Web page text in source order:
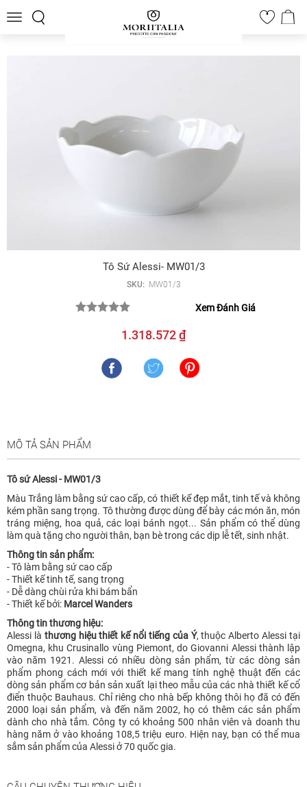
Toggle
0
Tô Sứ Alessi- MW01/3
SKU: MW01/3
Xem Đánh Giá
1.318.572 ₫
MÔ TẢ SẢN PHẨM
Tô sứ Alessi - MW01/3
Màu Trắng làm bằng sứ cao cấp, có thiết kế đẹp mắt, tinh tế và không
kém phần sang trọng. Tô thường được dùng để bày các món ăn, món
tráng miệng, hoa quả, các loại bánh ngọt... Sản phẩm có thể dùng
làm quà tặng cho người thân, bạn bè trong các dịp lễ tết, sinh nhật.
Thông tin sản phẩm:
- Tô làm bằng sứ cao cấp
- Thiết kế tinh tế, sang trọng
- Dễ dàng chùi rửa khi bám bẩn
- Thiết kế bởi: Marcel Wanders
Thông tin thương hiệu:
Alessi là thương hiệu thiết kế nổi tiếng của Ý, thuộc Alberto Alessi tại
Omegna, khu Crusinallo vùng Piemont, do Giovanni Alessi thành lập
vào năm 1921. Alessi có nhiều dòng sản phẩm, từ các dòng sản
phẩm phong cách mới với thiết kế mang tính nghệ thuật đến các
dòng sản phẩm cơ bản sản xuất lại theo mẫu của các nhà thiết kế cổ
điển thuộc Bauhaus. Chỉ riêng cho nhà bếp không thôi họ đã có đến
2000 loại sản phẩm, và đến năm 2002, họ có thêm các sản phẩm
dành cho nhà tắm. Công ty có khoảng 500 nhân viên và doanh thu
hàng năm ở vào khoảng 108,5 triệu euro. Hiện nay, bạn có thể mua
sắm sản phẩm của Alessi ở 70 quốc gia.